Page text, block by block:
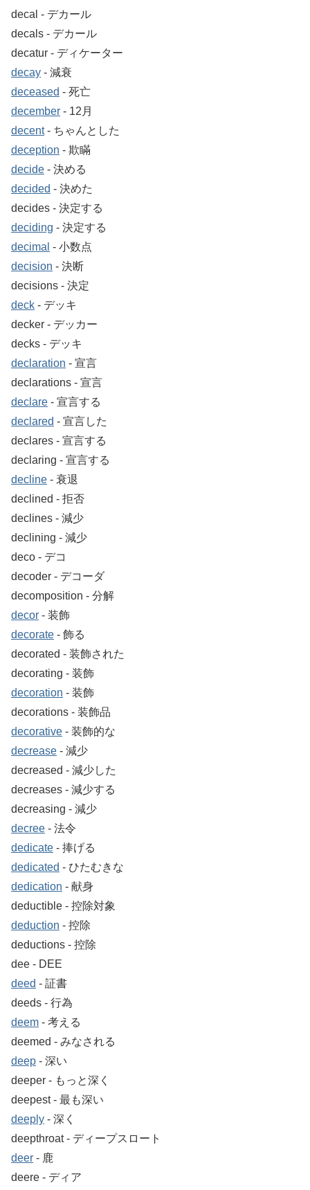
decal ‐ デカール
decals ‐ デカール
decatur ‐ ディケーター
decay ‐ 減衰
deceased ‐ 死亡
december ‐ 12月
decent‐ ちゃんとした
deception ‐ 欺瞞
decide ‐ 決める
decided ‐ 決めた
decides ‐ 決定する
deciding ‐ 決定する
decimal ‐ 小数点
decision ‐ 決断
decisions ‐ 決定
deck ‐ デッキ
decker ‐ デッカー
decks ‐ デッキ
declaration ‐ 宣言
declarations ‐ 宣言
declare ‐ 宣言する
declared ‐ 宣言した
declares ‐ 宣言する
declaring ‐ 宣言する
decline ‐ 衰退
declined ‐ 拒否
declines ‐ 減少
declining ‐ 減少
deco ‐ デコ
decoder ‐ デコーダ
decomposition ‐ 分解
decor ‐ 装飾
decorate ‐ 飾る
decorated ‐ 装飾された
decorating ‐ 装飾
decoration ‐ 装飾
decorations ‐ 装飾品
decorative ‐ 装飾的な
decrease ‐ 減少
decreased ‐ 減少した
decreases ‐ 減少する
decreasing ‐ 減少
decree ‐ 法令
dedicate ‐ 捧げる
dedicated ‐ ひたむきな
dedication ‐ 献身
deductible ‐ 控除対象
deduction ‐ 控除
deductions ‐ 控除
dee ‐ DEE
deed ‐ 証書
deeds ‐ 行為
deem ‐ 考える
deemed ‐ みなされる
deep ‐ 深い
deeper ‐ もっと深く
deepest ‐ 最も深い
deeply ‐ 深く
deepthroat ‐ ディープスロート
deer ‐ 鹿
deere ‐ ディア